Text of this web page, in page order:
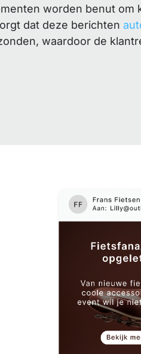
worden benut om
dat deze berichten
waardoor de